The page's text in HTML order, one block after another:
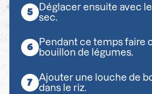
Déglacer ensuite avec
sec.
Pendant ce temps faire
bouillon de légumes.
Ajouter une louche de
dans le riz.